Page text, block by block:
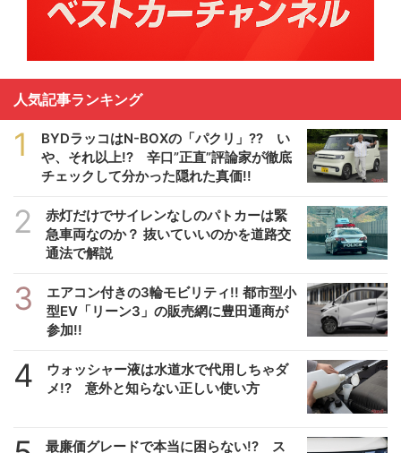
人気記事ランキング
1
BYDラッコはN-BOXの「パクリ」?? い
や、それ以上!? 辛口”正直”評論家が徹底
チェックして分かった隠れた真価!!
2
赤灯だけでサイレンなしのパトカーは緊
急車両なのか？ 抜いていいのかを道路交
通法で解説
3
エアコン付きの3輪モビリティ!! 都市型小
型EV「リーン3」の販売網に豊田通商が
参加!!
4
ウォッシャー液は水道水で代用しちゃダ
メ!? 意外と知らない正しい使い方
最廉価グレードで本当に困らない!? ス